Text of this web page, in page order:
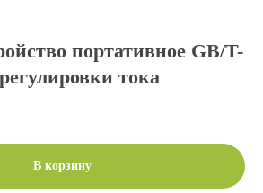
портативное GB/T-
тока
В корзину